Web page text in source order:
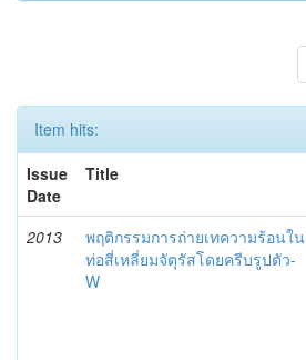
Item hits:
Issue
Date
Title
2013
พฤติกรรมการถ่ายเทความร้อนใน
ท่อสี่เหลี่ยมจัตุรัสโดยครีบรูปตัว-
W